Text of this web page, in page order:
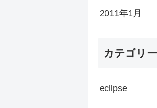
2011年1月
カテゴリー
eclipse